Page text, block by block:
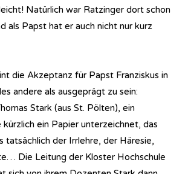
Natürlich war Ratzinger dort schon
als Papst hat er auch nicht nur kurz
die Akzeptanz für Papst Franziskus in
andere als ausgeprägt zu sein:
Stark (aus St. Pölten), ein
ein Papier unterzeichnet, das
tatsächlich der Irrlehre, der Häresie,
Die Leitung der Kloster Hochschule